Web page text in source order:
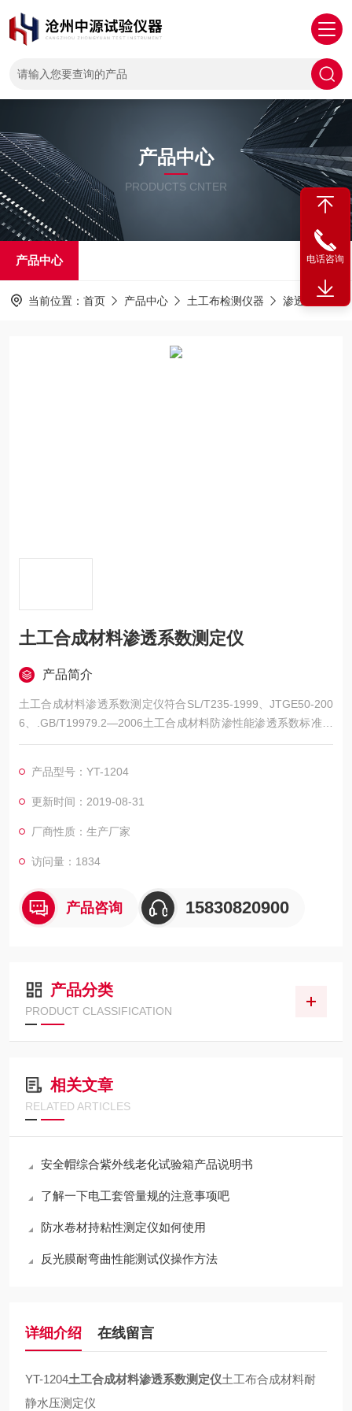
产品中心
PRODUCTS CNTER
产品中心
当前位置： 首页 产品中心 土工布检测仪器 渗透仪
土工合成材料渗透系数测定仪
产品简介
土工合成材料渗透系数测定仪符合SL/T235-1999、JTGE50-200
6、.GB/T19979.2—2006土工合成材料防渗性能渗透系数标准，
适用于各类土工材料渗透系数的测量，性能稳定，方便实用。
产品型号：YT-1204
更新时间：2019-08-31
厂商性质：生产厂家
访问量：1834
产品咨询 15830820900
产品分类
PRODUCT CLASSIFICATION
相关文章
RELATED ARTICLES
安全帽综合紫外线老化试验箱产品说明书
了解一下电工套管量规的注意事项吧
防水卷材持粘性测定仪如何使用
反光膜耐弯曲性能测试仪操作方法
详细介绍 在线留言
YT-1204土工合成材料渗透系数测定仪土工布合成材料耐
静水压测定仪
电话咨询